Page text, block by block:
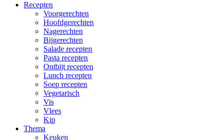
Recepten
Voorgerechten
Hoofdgerechten
Nagerechten
Bijgerechten
Salade recepten
Pasta recepten
Ontbijt recepten
Lunch recepten
Soep recepten
Vegetarisch
Vis
Vlees
Kip
Thema
Keuken